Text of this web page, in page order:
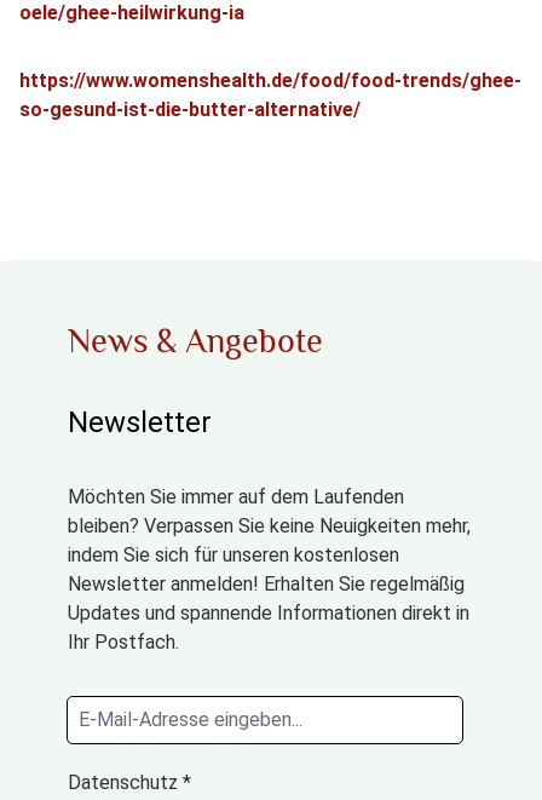
oele/ghee-heilwirkung-ia
https://www.womenshealth.de/food/food-trends/ghee-
so-gesund-ist-die-butter-alternative/
News & Angebote
Newsletter
Möchten Sie immer auf dem Laufenden
bleiben? Verpassen Sie keine Neuigkeiten mehr,
indem Sie sich für unseren kostenlosen
Newsletter anmelden! Erhalten Sie regelmäßig
Updates und spannende Informationen direkt in
Ihr Postfach.
Datenschutz *